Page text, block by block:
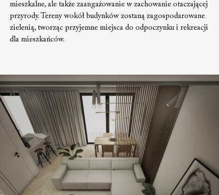
mieszkalne, ale także zaangażowanie w zachowanie otaczającej
przyrody. Tereny wokół budynków zostaną zagospodarowane
zielenią, tworząc przyjemne miejsca do odpoczynku i rekreacji
dla mieszkańców.